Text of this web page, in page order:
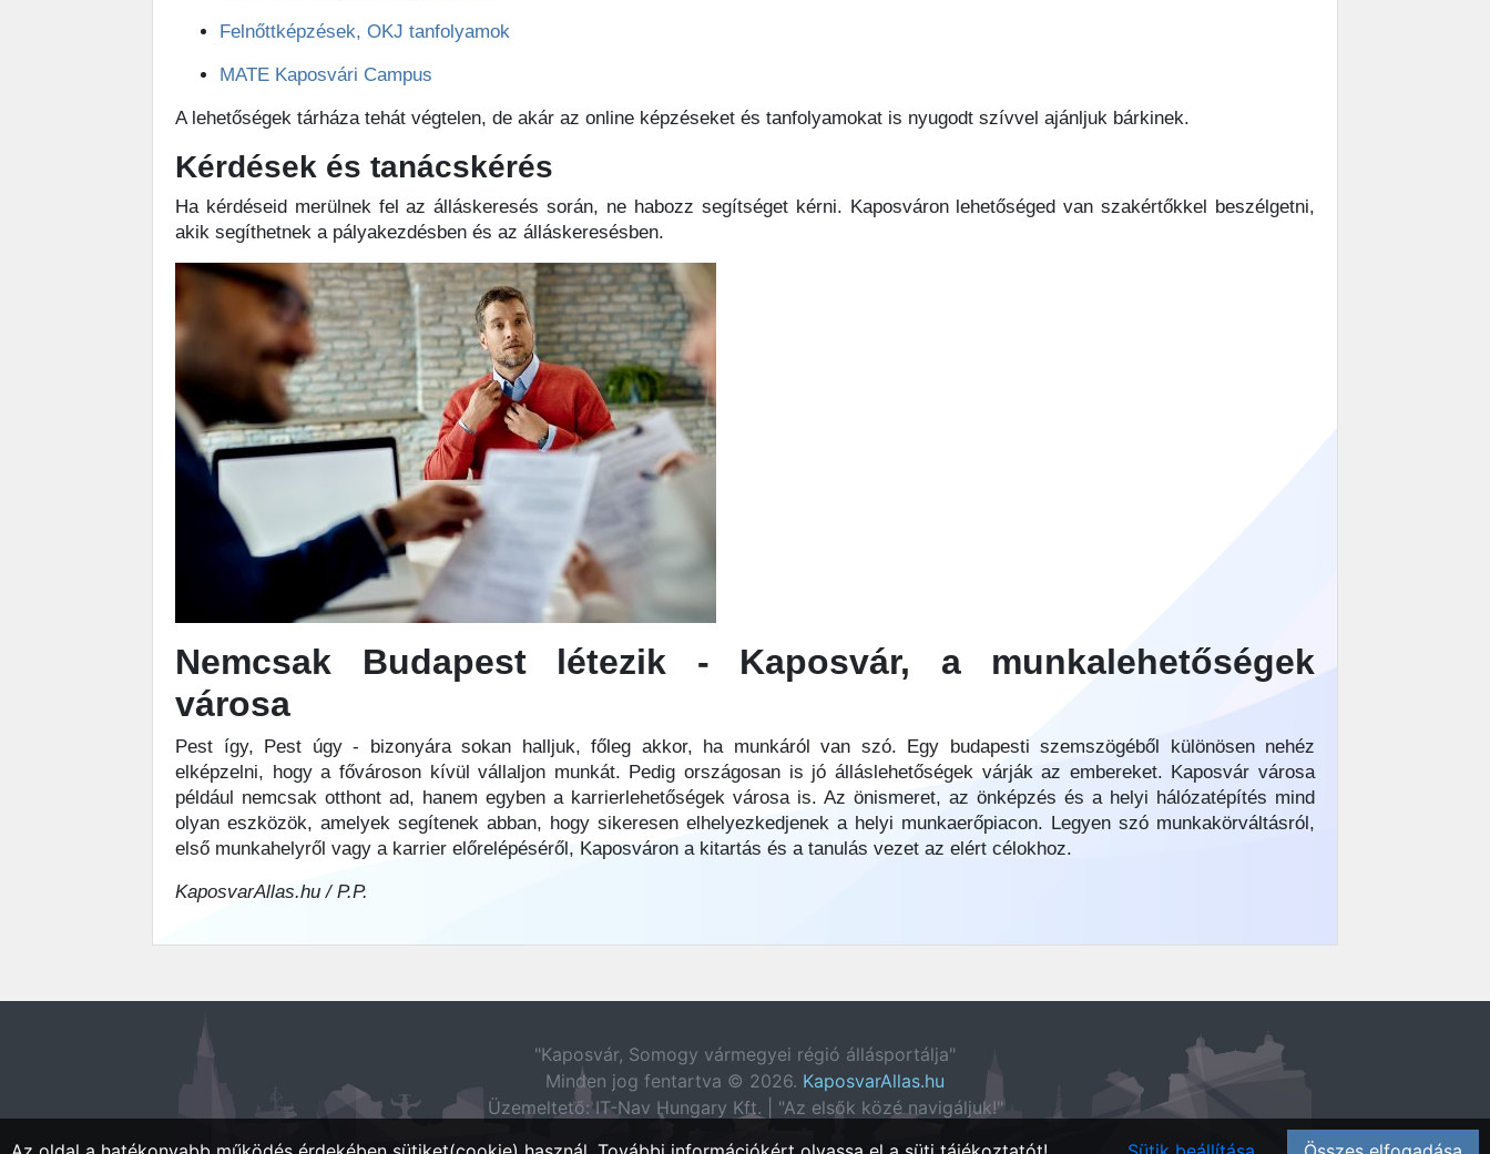
Felnőttképzések, OKJ tanfolyamok
MATE Kaposvári Campus
A lehetőségek tárháza tehát végtelen, de akár az online képzéseket és tanfolyamokat is nyugodt szívvel ajánljuk bárkinek.
Kérdések és tanácskérés
Ha kérdéseid merülnek fel az álláskeresés során, ne habozz segítséget kérni. Kaposváron lehetőséged van szakértőkkel beszélgetni,
akik segíthetnek a pályakezdésben és az álláskeresésben.
Nemcsak Budapest létezik - Kaposvár, a munkalehetőségek
városa
Pest így, Pest úgy - bizonyára sokan halljuk, főleg akkor, ha munkáról van szó. Egy budapesti szemszögéből különösen nehéz
elképzelni, hogy a fővároson kívül vállaljon munkát. Pedig országosan is jó álláslehetőségek várják az embereket. Kaposvár városa
például nemcsak otthont ad, hanem egyben a karrierlehetőségek városa is. Az önismeret, az önképzés és a helyi hálózatépítés mind
olyan eszközök, amelyek segítenek abban, hogy sikeresen elhelyezkedjenek a helyi munkaerőpiacon. Legyen szó munkakörváltásról,
első munkahelyről vagy a karrier előrelépéséről, Kaposváron a kitartás és a tanulás vezet az elért célokhoz.
KaposvarAllas.hu / P.P.
"Kaposvár, Somogy vármegyei régió állásportálja"
Minden jog fentartva © 2026. KaposvarAllas.hu
Üzemeltető: IT-Nav Hungary Kft. | "Az elsők közé navigáljuk!"